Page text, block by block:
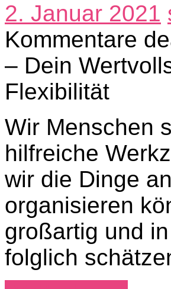
2. Januar 2021
Kommentare
– Dein
Flexibilität
Wir Menschen
hilfreiche
wir die Dinge
organisieren
großartig und
folglich